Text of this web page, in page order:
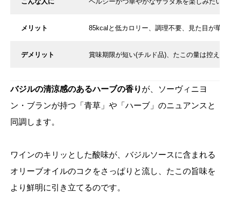
メリット 85kcalと低カロリー、調理不要、見た目が華
デメリット 賞味期限が短い(チルド品)、たこの量は控えめ
バジルの清涼感のあるハーブの香り が、ソーヴィニヨ
ン・ブランが持つ「青草」や「ハーブ」のニュアンスと
同調します。
ワインのキリッとした酸味が、バジルソースに含まれる
オリーブオイルのコクをさっぱりと流し、たこの旨味を
より鮮明に引き立てるのです。